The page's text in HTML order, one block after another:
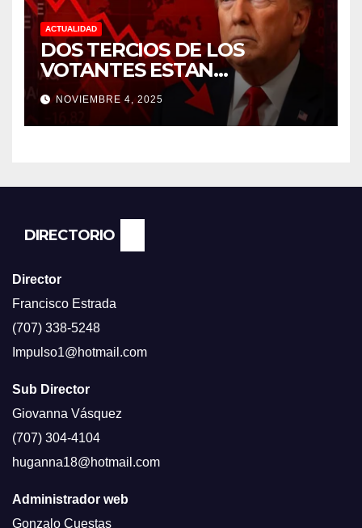
ACTUALIDAD
DOS TERCIOS DE LOS
VOTANTES ESTAN
FRUSTRADOS CON TRUMP
PORQUE EL COSTO DE VIDA
CADA DIA SUBE Y LA
NEWS.
NOVIEMBRE 4, 2025
DIRECTORIO
Director
Francisco Estrada
(707) 338-5248
Impulso1@hotmail.com
Sub Director
Giovanna Vásquez
(707) 304-4104
huganna18@hotmail.com
Administrador web
Gonzalo Cuestas